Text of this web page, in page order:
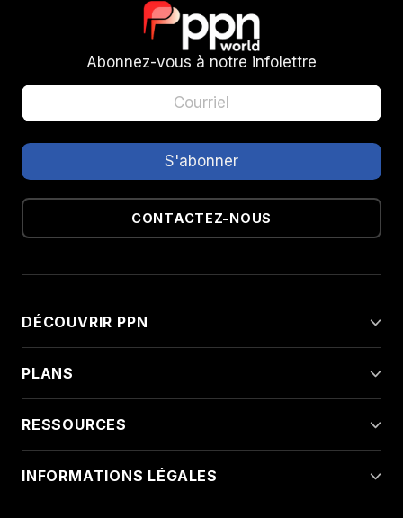
Abonnez-vous à notre infolettre
CONTACTEZ-NOUS
DÉCOUVRIR PPN
PLANS
RESSOURCES
INFORMATIONS LÉGALES